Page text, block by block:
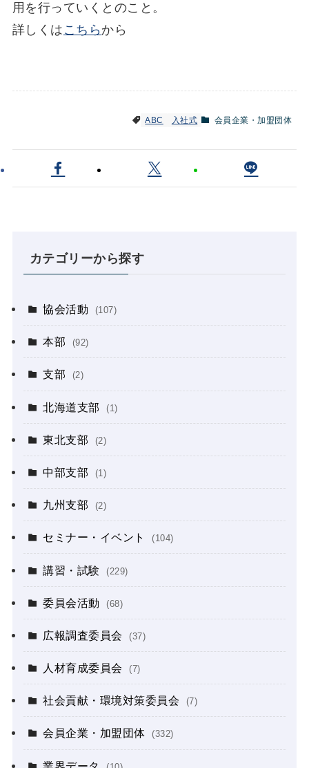
用を行っていくとのこと。
詳しくは こちら から
会員企業・加盟団体
ABC 入社式
カテゴリーから探す
協会活動 (107)
本部 (92)
支部 (2)
北海道支部 (1)
東北支部 (2)
中部支部 (1)
九州支部 (2)
セミナー・イベント (104)
講習・試験 (229)
委員会活動 (68)
広報調査委員会 (37)
人材育成委員会 (7)
社会貢献・環境対策委員会 (7)
会員企業・加盟団体 (332)